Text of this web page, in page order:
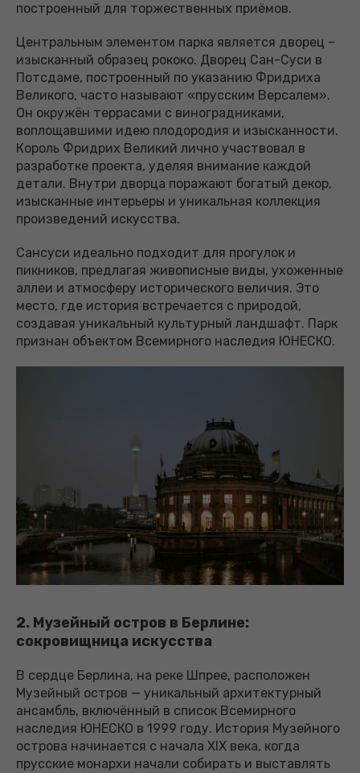
построенный для торжественных приёмов.
Центральным элементом парка является дворец –
изысканный образец рококо. Дворец Сан-Суси в
Потсдаме, построенный по указанию Фридриха
Великого, часто называют «прусским Версалем».
Он окружён террасами с виноградниками,
воплощавшими идею плодородия и изысканности.
Король Фридрих Великий лично участвовал в
разработке проекта, уделяя внимание каждой
детали. Внутри дворца поражают богатый декор,
изысканные интерьеры и уникальная коллекция
произведений искусства.
Сансуси идеально подходит для прогулок и
пикников, предлагая живописные виды, ухоженные
аллеи и атмосферу исторического величия. Это
место, где история встречается с природой,
создавая уникальный культурный ландшафт. Парк
признан объектом Всемирного наследия ЮНЕСКО.
2. Музейный остров в Берлине:
сокровищница искусства
В сердце Берлина, на реке Шпрее, расположен
Музейный остров — уникальный архитектурный
ансамбль, включённый в список Всемирного
наследия ЮНЕСКО в 1999 году. История Музейного
острова начинается с начала XIX века, когда
прусские монархи начали собирать и выставлять